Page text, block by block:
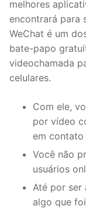
melhores
encontrará para
WeChat é um
bate-papo
videochamada
celulares.
Com ele,
por vídeo
em
Você não
usuários
Até por ser
algo que